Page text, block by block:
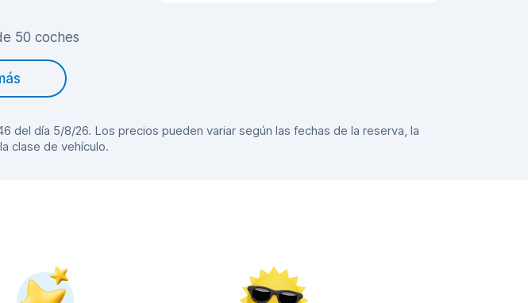
50 coches
del día 5/8/26. Los precios pueden variar según las fechas de la reserva, la
clase de vehículo.